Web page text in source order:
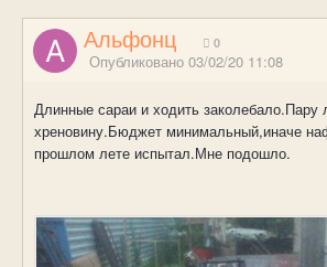
Альфонц 0
Опубликовано 03/02/20 11:08
Длинные сараи и ходить заколебало.Пару
хреновину.Бюджет минимальный,иначе
прошлом лете испытал.Мне подошло.